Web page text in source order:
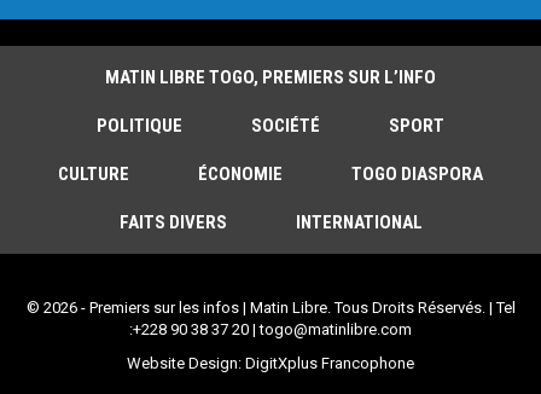
MATIN LIBRE TOGO, PREMIERS SUR L’INFO
POLITIQUE SOCIÉTÉ SPORT
CULTURE ÉCONOMIE TOGO DIASPORA
FAITS DIVERS INTERNATIONAL
© 2026 - Premiers sur les infos | Matin Libre. Tous Droits Réservés. | Tel
:+228 90 38 37 20 | togo@matinlibre.com
Website Design: DigitXplus Francophone